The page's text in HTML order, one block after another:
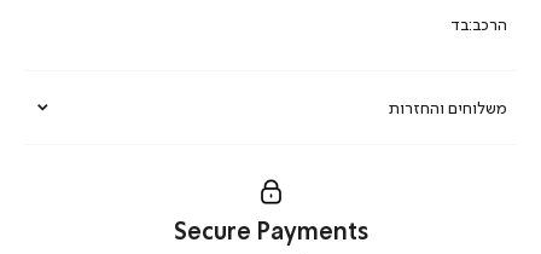
משלוחים והחזרות
הרכב:בד
Secure Payments